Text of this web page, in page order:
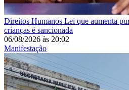
Direitos Humanos Lei que aumenta
crianças é sancionada
06/08/2026 às 20:02
Manifestação